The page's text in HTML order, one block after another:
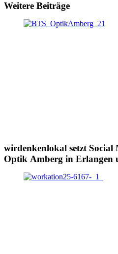
Weitere Beiträge
wirdenkenlokal setzt
Optik Amberg in Erlangen